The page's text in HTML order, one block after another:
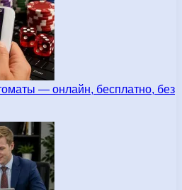
— онлайн, бесплатно, без